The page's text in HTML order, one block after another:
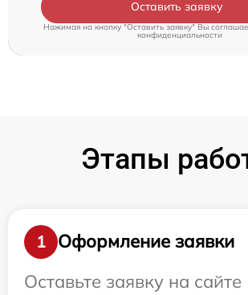
Оставить заявку
Нажимая на кнопку "Оставить заявку" Вы
конфиденциальности
Этапы
1
Оформление заявки
Оставьте заявку на сайте